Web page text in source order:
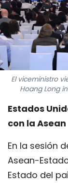
El viceministro
Hoang Long
Estados
con la Asean
En la sesión
Asean-
Estado del